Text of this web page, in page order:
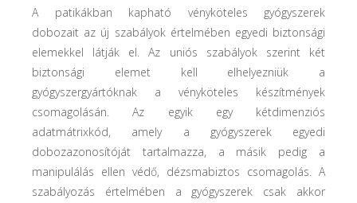
A patikákban kapható vényköteles gyógyszerek
dobozait az új szabályok értelmében egyedi biztonsági
elemekkel látják el. Az uniós szabályok szerint két
biztonsági elemet kell elhelyezniük a
gyógyszergyártóknak a vényköteles készítmények
csomagolásán. Az egyik egy kétdimenziós
adatmátrixkód, amely a gyógyszerek egyedi
dobozazonosítóját tartalmazza, a másik pedig a
manipulálás ellen védő, dézsmabiztos csomagolás. A
szabályozás értelmében a gyógyszerek csak akkor